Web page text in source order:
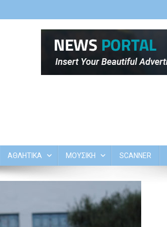
ΑΘΛΗΤΙΚΑ ΜΟΥΣΙΚΗ SCANNER